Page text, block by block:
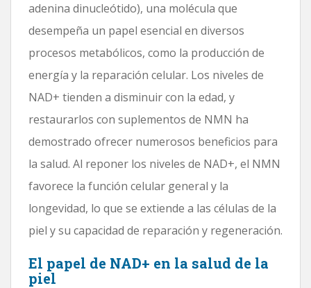
adenina dinucleótido), una molécula que
desempeña un papel esencial en diversos
procesos metabólicos, como la producción de
energía y la reparación celular. Los niveles de
NAD+ tienden a disminuir con la edad, y
restaurarlos con suplementos de NMN ha
demostrado ofrecer numerosos beneficios para
la salud. Al reponer los niveles de NAD+, el NMN
favorece la función celular general y la
longevidad, lo que se extiende a las células de la
piel y su capacidad de reparación y regeneración.
El papel de NAD+ en la salud de la
piel